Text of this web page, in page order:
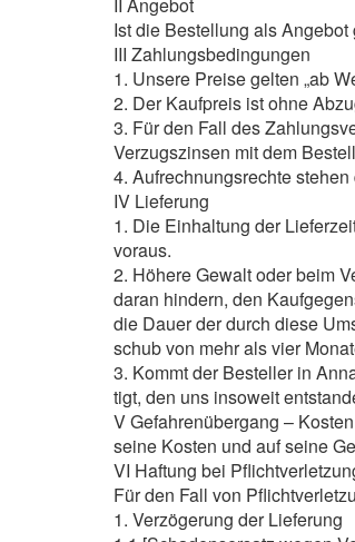
Ist die Bestellung als
III Zahlungsbedingungen
1. Unsere Preise gelten „ab
2. Der Kaufpreis ist ohne
3. Für den Fall des
Verzugszinsen mit dem
4. Aufrechnungsrechte
IV Lieferung
1. Die Einhaltung der
voraus.
2. Höhere Gewalt oder beim
daran hindern, den
die Dauer der durch diese
schub von mehr als vier
3. Kommt der Besteller in
tigt, den uns insoweit
V Gefahrenübergang –
seine Kosten und auf seine
VI Haftung bei
Für den Fall von
1. Verzögerung der Lieferung